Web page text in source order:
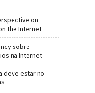
on
the Internet
sobre
na Internet
deve estar no